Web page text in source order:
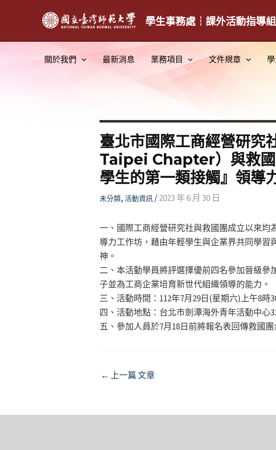
學生事務處┆課外活動指導組
關於我們 最新消息 業務項目 文件規章
臺北市國際工商經營研
Taipei Chapter）與救國
學生的第一類接觸』領導
未分類, 活動資訊/2023 年 6 月 30 日
一、國際工商經營研究社與救國團成立以來
導力工作坊，藉由年輕學生與企業界共同學
神。
二、本活動學員將評選擇優前四名參加晉級參
子並為工商企業培育新世代組織領導的能力。
三、活動時間：112年7月29日(星期六)上午8時
四、活動地點：台北市劍潭海外青年活動中心
五、參加人員於7月18日前將報名表回傳救國
Post
← 上一篇 文章